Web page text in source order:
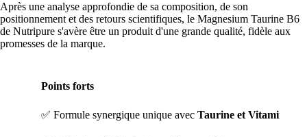
Après une analyse approfondie de sa composition, de son
positionnement et des retours scientifiques, le Magnesium Taurine B6
de Nutripure s'avère être un produit d'une grande qualité, fidèle aux
promesses de la marque.
Points forts
✅ Formule synergique unique avec Taurine et Vitamine B6